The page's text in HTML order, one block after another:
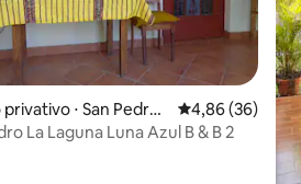
⋅ San Pedro
4,86 de uma
4,86 (36)
La Laguna Luna Azul B & B 2